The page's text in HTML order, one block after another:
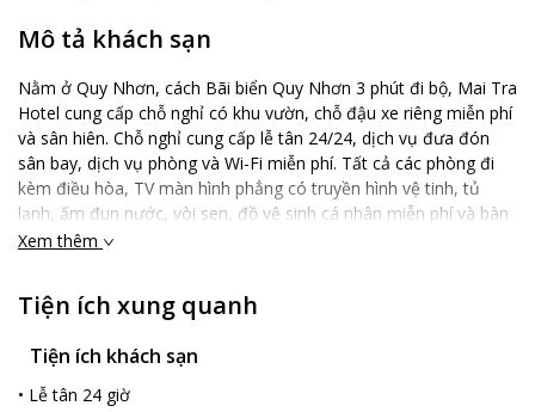
Mô tả khách sạn
Nằm ở Quy Nhơn, cách Bãi biển Quy Nhơn 3 phút đi bộ, Mai Tra
Hotel cung cấp chỗ nghỉ có khu vườn, chỗ đậu xe riêng miễn phí
và sân hiên. Chỗ nghỉ cung cấp lễ tân 24/24, dịch vụ đưa đón
sân bay, dịch vụ phòng và Wi-Fi miễn phí. Tất cả các phòng đi
kèm điều hòa, TV màn hình phẳng có truyền hình vệ tinh, tủ
lạnh, ấm đun nước, vòi sen, đồ vệ sinh cá nhân miễn phí và bàn
làm việc. Các phòng đều có phòng tắm riêng được trang bị máy
Hậu 18 phút đi bộ. Sân bay gần nhất là Sân bay Phù Cát, cách
Xem thêm
Tiện ích xung quanh
Tiện ích khách sạn
• Lễ tân 24 giờ